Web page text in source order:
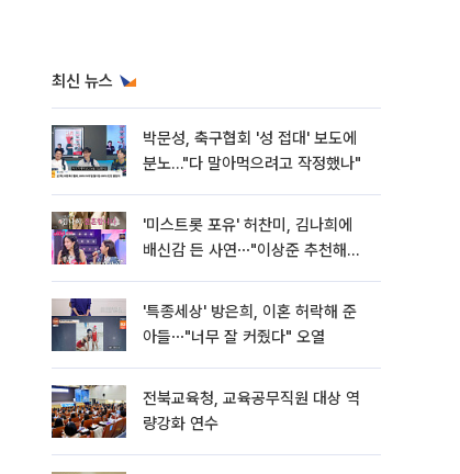
최신 뉴스
박문성, 축구협회 '성 접대' 보도에
분노…"다 말아먹으려고 작정했나"
'미스트롯 포유' 허찬미, 김나희에
배신감 든 사연⋯"이상준 추천해주
'특종세상' 방은희, 이혼 허락해 준
아들⋯"너무 잘 커줬다" 오열
전북교육청, 교육공무직원 대상 역
량강화 연수